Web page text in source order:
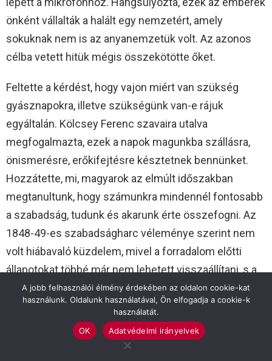
önként vállalták a halált egy nemzetért, amely
sokuknak nem is az anyanemzetük volt. Az azonos
célba vetett hitük mégis összekötötte őket.
Feltette a kérdést, hogy vajon miért van szükség
gyásznapokra, illetve szükségünk van-e rájuk
egyáltalán. Kölcsey Ferenc szavaira utalva
megfogalmazta, ezek a napok magunkba szállásra,
önismerésre, erőkifejtésre késztetnek bennünket.
Hozzátette, mi, magyarok az elmúlt időszakban
megtanultunk, hogy számunkra mindennél fontosabb
a szabadság, tudunk és akarunk érte összefogni. Az
1848-49-es szabadságharc véleménye szerint nem
volt hiábavaló küzdelem, mivel a forradalom előtti
állapotokat többé már nem lehetett visszaállítani, s a
bukás ellenére a nemzetben tovább erősödött a
függetlenség eszméje.
Valastyán Balázs történész a pedagógus
A jobb felhasználói élmény érdekében az oldalon cookie-kat
használunk. Oldalunk használatával, Ön elfogadja a cookie-k
használatát.
OK
Adatvédelmi irányelvek